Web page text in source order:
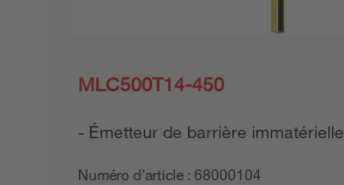
MLC500T14-450
Émetteur de barrière
Numéro d’article : 68000104